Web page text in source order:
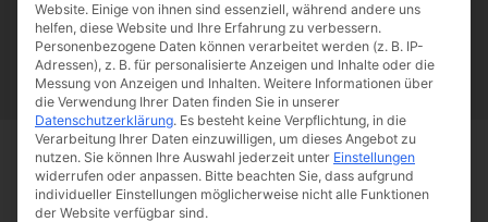
Papst Franziskus Ehe Sex Liebe Familie
Katholizismus
Franziskus
50 Jahre Humanae vitae Katholische Kirche
Start Schlagworte Betthütermoral
Website. Einige von ihnen sind essenziell, während andere uns
helfen, diese Website und Ihre Erfahrung zu verbessern.
Personenbezogene Daten können verarbeitet werden (z. B. IP-
Adressen), z. B. für personalisierte Anzeigen und Inhalte oder die
Messung von Anzeigen und Inhalten. Weitere Informationen über
die Verwendung Ihrer Daten finden Sie in unserer
Datenschutzerklärung. Es besteht keine Verpflichtung, in die
Verarbeitung Ihrer Daten einzuwilligen, um dieses Angebot zu
nutzen. Sie können Ihre Auswahl jederzeit unter Einstellungen
widerrufen oder anpassen. Bitte beachten Sie, dass aufgrund
individueller Einstellungen möglicherweise nicht alle Funktionen
der Website verfügbar sind.